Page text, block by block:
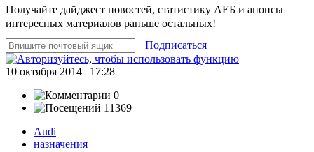
Получайте дайджест новостей, статистику АЕБ и анонсы
интересных материалов раньше остальных!
Подписаться
10 октября 2014 | 17:28
0
11369
Audi
назначения